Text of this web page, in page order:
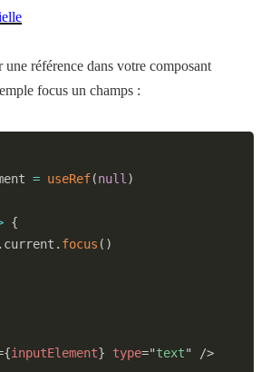
référence dans votre composant
focus un champs :
= useRef(null )
{
. current . focus ( )
{inputElement} type="text"
/>